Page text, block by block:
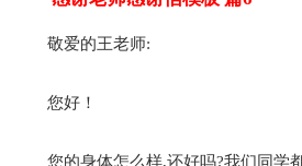
敬爱的王老师:
您好！
您的身体怎么样,还好吗?我们同学